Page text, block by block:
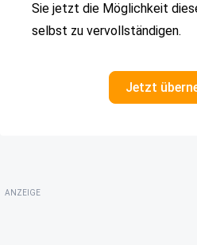
Sie jetzt die Möglichkeit
selbst zu vervollständigen.
Jetzt
ANZEIGE